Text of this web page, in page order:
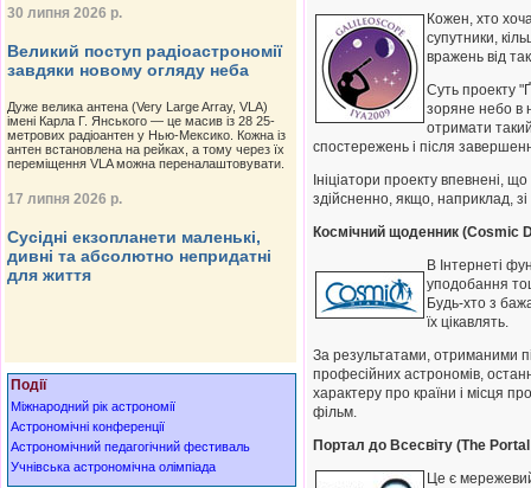
30 липня 2026 р.
Великий поступ радіоастрономії
завдяки новому огляду неба
Дуже велика антена (Very Large Array, VLA)
імені Карла Г. Янського — це масив із 28 25-
метрових радіоантен у Нью-Мексико. Кожна із
антен встановлена на рейках, а тому через їх
переміщення VLA можна переналаштовувати.
17 липня 2026 р.
Сусідні екзопланети маленькі,
дивні та абсолютно непридатні
для життя
Події
Міжнародний рік астрономії
Астрономічні конференції
Астрономічний педагогічний фестиваль
Учнівська астрономічна олімпіада
Кожен, хто
супутники,
вражень від
Суть проекту
зоряне небо в
отримати
спостережень і після
Ініціатори проекту
здійсненно, якщо, наприклад,
Космічний щоденник (Cosmic
В Інтернеті
уподобання
Будь-хто з
їх цікавлять.
За результатами, отриманими
професійних астрономів,
характеру про країни і місця
фільм.
Портал до Всесвіту (The
Це є